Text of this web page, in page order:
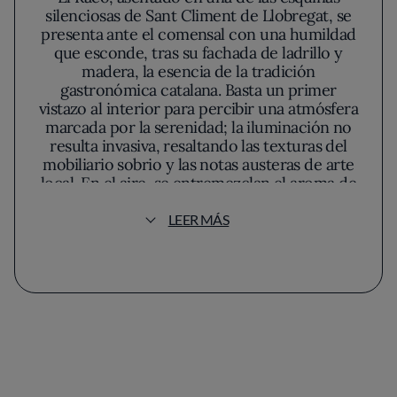
silenciosas de Sant Climent de Llobregat, se
presenta ante el comensal con una humildad
que esconde, tras su fachada de ladrillo y
madera, la esencia de la tradición
gastronómica catalana. Basta un primer
vistazo al interior para percibir una atmósfera
marcada por la serenidad; la iluminación no
resulta invasiva, resaltando las texturas del
mobiliario sobrio y las notas austeras de arte
local. En el aire, se entremezclan el aroma de
guisos lentamente cocinados, evocando la
La filosofía del equipo de cocina —alejada del
LEER MÁS